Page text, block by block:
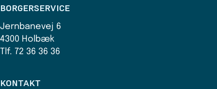
BORGERSERVICE
Jernbanevej 6
4300 Holbæk
Tlf. 72 36 36 36
KONTAKT